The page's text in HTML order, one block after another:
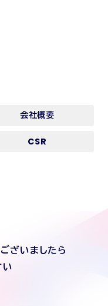
会社概要
CSR
ざいましたら